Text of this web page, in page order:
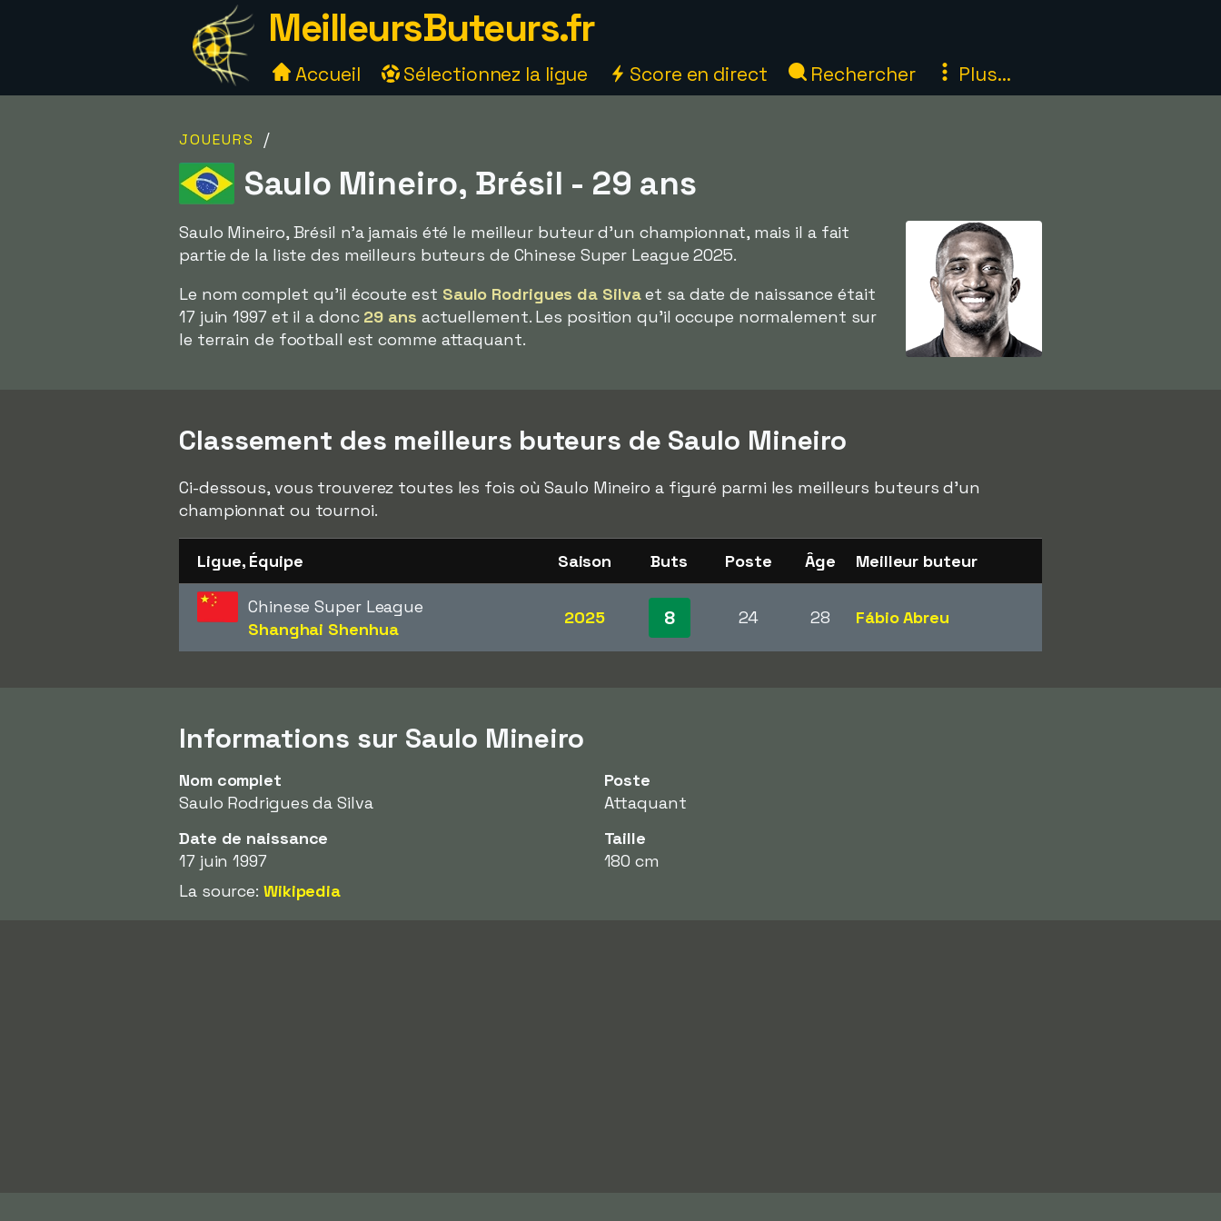
MeilleursButeurs.fr
Accueil Sélectionnez la ligue Score en direct Rechercher Plus...
JOUEURS /
Saulo Mineiro, Brésil - 29 ans
Saulo Mineiro, Brésil n'a jamais été le meilleur buteur d'un championnat, mais il a fait
partie de la liste des meilleurs buteurs de Chinese Super League 2025.
Le nom complet qu'il écoute est Saulo Rodrigues da Silvaet sa date de naissance était
17 juin 1997 et il a donc 29 ans actuellement. Les position qu'il occupe normalement sur
le terrain de football est comme attaquant.
Classement des meilleurs buteurs de Saulo Mineiro
Ci-dessous, vous trouverez toutes les fois où Saulo Mineiro a figuré parmi les meilleurs buteurs d'un
championnat ou tournoi.
Ligue, Équipe Saison Buts Poste Âge Meilleur buteur
Chinese Super League
Shanghai Shenhua
2025 8 24 28 Fábio Abreu
Informations sur Saulo Mineiro
Nom complet
Saulo Rodrigues da Silva
Poste
Attaquant
Date de naissance
17 juin 1997
Taille
180 cm
La source: Wikipedia